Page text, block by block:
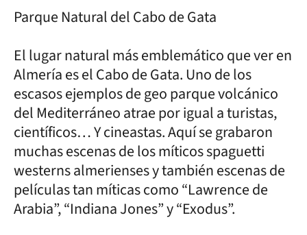
Parque Natural del Cabo de Gata
El lugar natural más emblemático que ver en
Almería es el Cabo de Gata. Uno de los
escasos ejemplos de geo parque volcánico
del Mediterráneo atrae por igual a turistas,
científicos… Y cineastas. Aquí se grabaron
muchas escenas de los míticos spaguetti
westerns almerienses y también escenas de
películas tan míticas como “Lawrence de
Arabia”, “Indiana Jones” y “Exodus”.